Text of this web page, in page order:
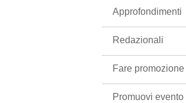
Approfondimenti
Redazionali
Fare promozione
Promuovi evento